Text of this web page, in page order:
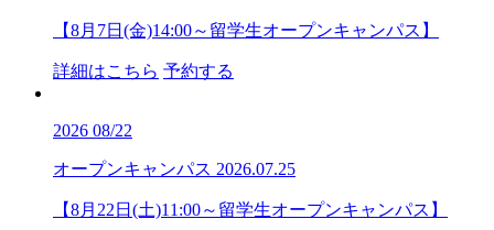
【8月7日(金)14:00～留学生オープンキャンパス】
詳細はこちら 予約する
2026 08/22
オープンキャンパス 2026.07.25
【8月22日(土)11:00～留学生オープンキャンパス】